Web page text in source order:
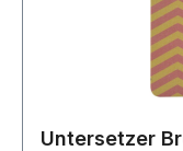
Untersetzer